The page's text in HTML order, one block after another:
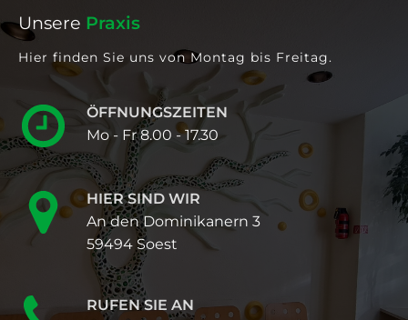
Unsere Praxis
Hier finden Sie uns von Montag bis Freitag.
ÖFFNUNGSZEITEN
Mo - Fr 8.00 - 17.30
HIER SIND WIR
An den Dominikanern 3
59494 Soest
RUFEN SIE AN